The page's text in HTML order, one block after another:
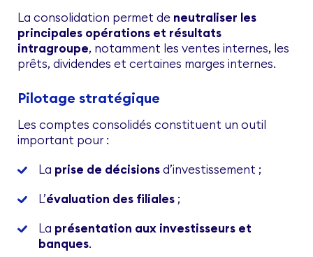
La consolidation permet de neutraliser les
principales opérations et résultats
intragroupe, notamment les ventes internes, les
prêts, dividendes et certaines marges internes.
Pilotage stratégique
Les comptes consolidés constituent un outil
important pour :
La prise de décisionsd’investissement ;
L’évaluation des filiales ;
La présentation aux investisseurs et
banques.